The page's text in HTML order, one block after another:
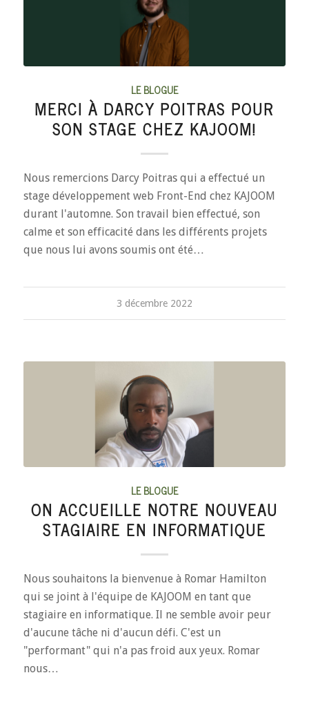
LE BLOGUE
MERCI À DARCY POITRAS POUR
SON STAGE CHEZ KAJOOM!
Nous remercions Darcy Poitras qui a effectué un
stage développement web Front-End chez KAJOOM
durant l'automne. Son travail bien effectué, son
calme et son efficacité dans les différents projets
que nous lui avons soumis ont été…
3 décembre 2022
LE BLOGUE
ON ACCUEILLE NOTRE NOUVEAU
STAGIAIRE EN INFORMATIQUE
Nous souhaitons la bienvenue à Romar Hamilton
qui se joint à l'équipe de KAJOOM en tant que
stagiaire en informatique. Il ne semble avoir peur
d'aucune tâche ni d'aucun défi. C'est un
"performant" qui n'a pas froid aux yeux. Romar
nous…